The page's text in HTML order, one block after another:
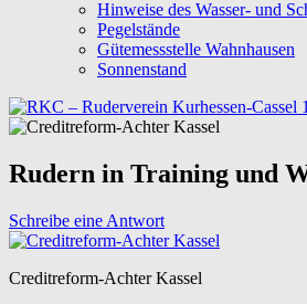
Hinweise des Wasser- und
Pegelstände
Gütemessstelle Wahnhausen
Sonnenstand
Rudern in Training und
Schreibe eine Antwort
Creditreform-Achter Kassel